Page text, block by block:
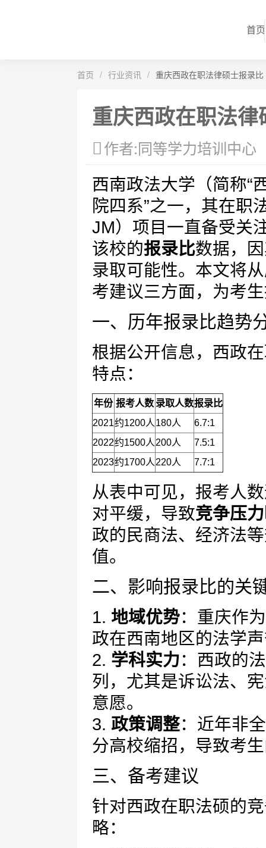
首页
首页 / 行业资讯 / 重庆西政在职法律硕士报录比
重庆西政在职法律
作者:同等学力培训中心
西南政法大学（简称“
院四系”之一，其在职
JM）项目一直备受关
该校的报录比数据，
录取可能性。本文将
考建议三方面，为考
一、历年报录比趋势
根据公开信息，西政
特点：
年份 报考人数 录取人数报录比
2021约1200人 180人
6.7:1
2022约1500人 200人
7.5:1
2023约1700人 220人 7.7:1
从表中可见，报考人
对平缓，导致竞争压
政的民商法、经济法
值。
二、影响报录比的关
1. 地域优势：重庆作
政在西南地区的法学
2. 学科实力：西政的
列，尤其是诉讼法、
意愿。
3. 政策调整：近年非
分高校缩招，导致考
三、备考建议
针对西政在职法硕的
略：